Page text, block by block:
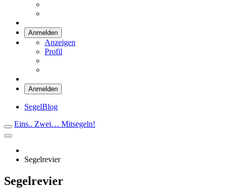
Anmelden
Anzeigen
Profil
Anmelden
SegelBlog
Eins.. Zwei… Mitsegeln!
Segelrevier
Segelrevier